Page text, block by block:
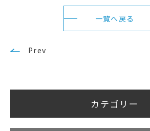
サイトポリシー・プライ
バシーポリシー
公式SNSアカウント
Prev
一覧へ戻る
カテゴリー